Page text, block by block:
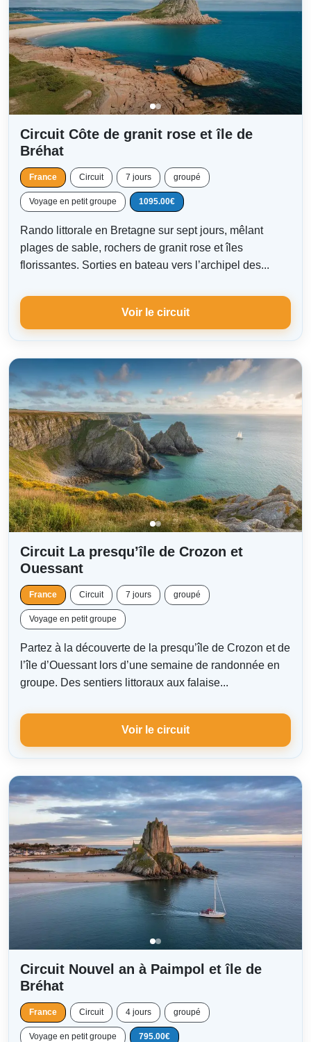
Circuit Côte de granit rose et île de
Bréhat
France Circuit 7 jours groupé
Voyage en petit groupe 1095.00€
Rando littorale en Bretagne sur sept jours, mêlant
plages de sable, rochers de granit rose et îles
florissantes. Sorties en bateau vers l’archipel des...
Voir le circuit
Circuit La presqu’île de Crozon et
Ouessant
France Circuit 7 jours groupé
Voyage en petit groupe
Partez à la découverte de la presqu’île de Crozon et de
l’île d’Ouessant lors d’une semaine de randonnée en
groupe. Des sentiers littoraux aux falaise...
Voir le circuit
Circuit Nouvel an à Paimpol et île de
Bréhat
France Circuit 4 jours groupé
Voyage en petit groupe 795.00€